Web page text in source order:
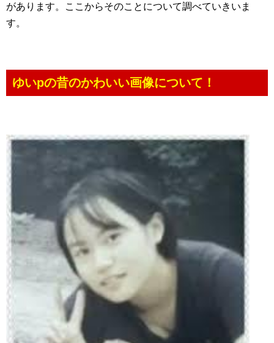
があります。ここからそのことについて調べていきいま
す。
ゆいpの昔のかわいい画像について！